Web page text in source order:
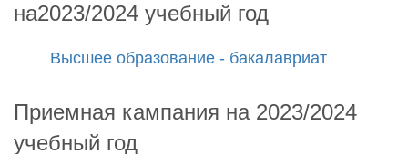
на2023/2024 учебный год
Высшее образование - бакалавриат
Приемная кампания на 2023/2024
учебный год